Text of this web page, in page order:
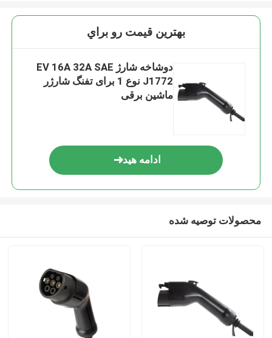
بهترين قيمت رو براي
دوشاخه شارژ EV 16A 32A SAE
J1772 نوع 1 برای تفنگ شارژر
ماشین برقی
ادامه هید
محصولات توصیه شده